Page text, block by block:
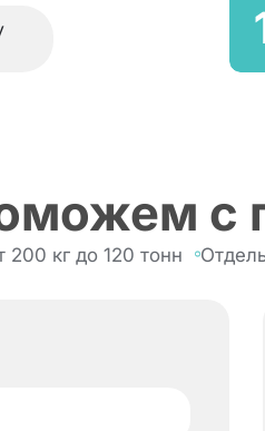
с
200 кг до 120 тонн